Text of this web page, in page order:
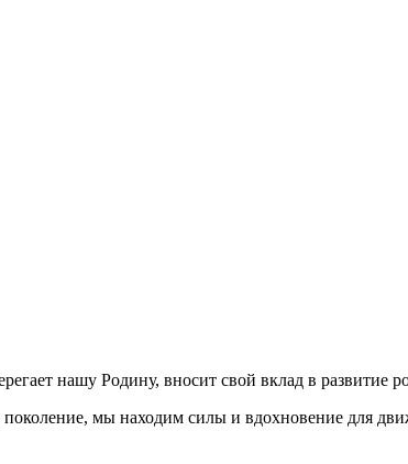
нашу Родину, вносит свой вклад в развитие
мы находим силы и вдохновение для